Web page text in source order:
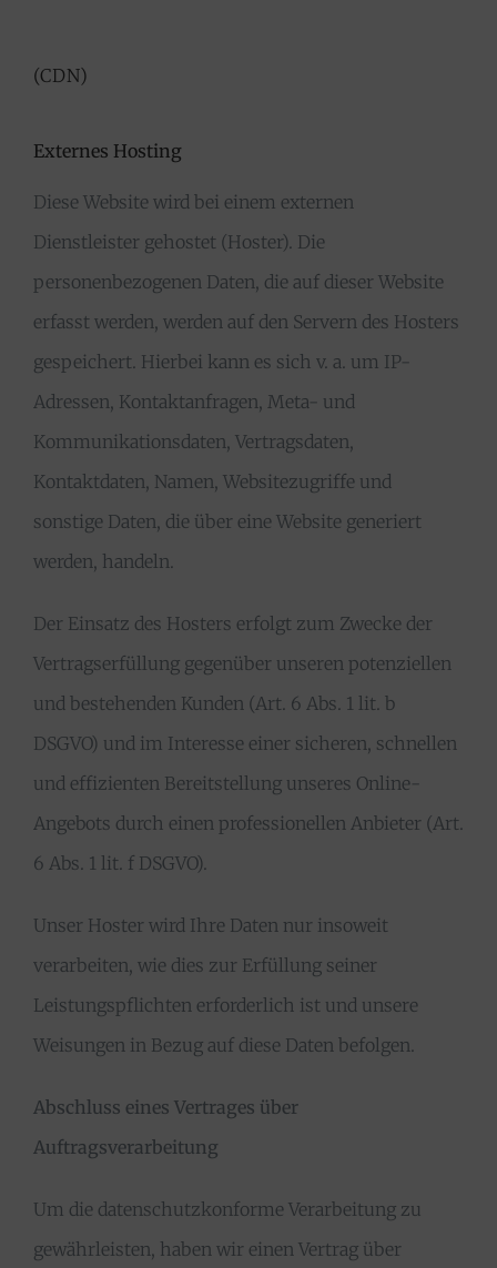
(CDN)
Externes Hosting
Diese Website wird bei einem externen
Dienstleister gehostet (Hoster). Die
personenbezogenen Daten, die auf dieser Website
erfasst werden, werden auf den Servern des Hosters
gespeichert. Hierbei kann es sich v. a. um IP-
Adressen, Kontaktanfragen, Meta- und
Kommunikationsdaten, Vertragsdaten,
Kontaktdaten, Namen, Websitezugriffe und
sonstige Daten, die über eine Website generiert
werden, handeln.
Der Einsatz des Hosters erfolgt zum Zwecke der
Vertragserfüllung gegenüber unseren potenziellen
und bestehenden Kunden (Art. 6 Abs. 1 lit. b
DSGVO) und im Interesse einer sicheren, schnellen
und effizienten Bereitstellung unseres Online-
Angebots durch einen professionellen Anbieter (Art.
6 Abs. 1 lit. f DSGVO).
Unser Hoster wird Ihre Daten nur insoweit
verarbeiten, wie dies zur Erfüllung seiner
Leistungspflichten erforderlich ist und unsere
Weisungen in Bezug auf diese Daten befolgen.
Abschluss eines Vertrages über
Auftragsverarbeitung
Um die datenschutzkonforme Verarbeitung zu
gewährleisten, haben wir einen Vertrag über